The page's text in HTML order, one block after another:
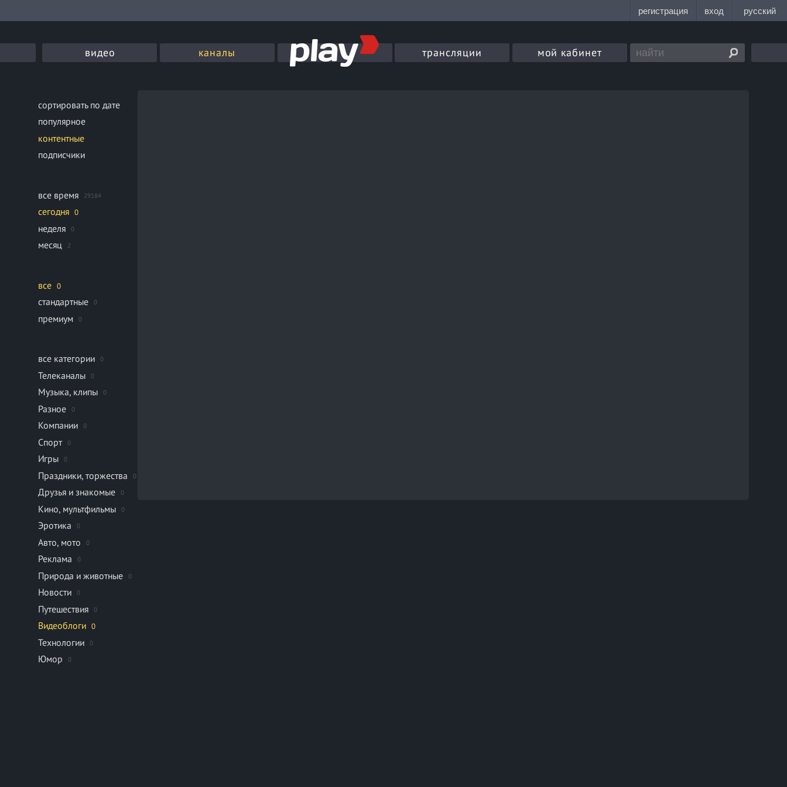
видео каналы трансляции мой кабинет
сортировать по дате
популярное
контентные
подписчики
все время 29184
сегодня 0
неделя 0
месяц 2
все 0
стандартные 0
премиум 0
все категории 0
Телеканалы 0
Музыка, клипы 0
Разное 0
Компании 0
Спорт 0
Игры 0
Праздники, торжества 0
Друзья и знакомые 0
Кино, мультфильмы 0
Эротика 0
Авто, мото 0
Реклама 0
Природа и животные 0
Новости 0
Путешествия 0
Видеоблоги 0
Технологии 0
Юмор 0